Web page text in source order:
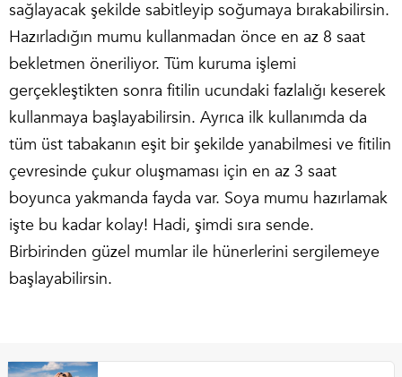
sağlayacak şekilde sabitleyip soğumaya bırakabilirsin.
Hazırladığın mumu kullanmadan önce en az 8 saat
bekletmen öneriliyor. Tüm kuruma işlemi
gerçekleştikten sonra fitilin ucundaki fazlalığı keserek
kullanmaya başlayabilirsin. Ayrıca ilk kullanımda da
tüm üst tabakanın eşit bir şekilde yanabilmesi ve fitilin
çevresinde çukur oluşmaması için en az 3 saat
boyunca yakmanda fayda var. Soya mumu hazırlamak
işte bu kadar kolay! Hadi, şimdi sıra sende.
Birbirinden güzel mumlar ile hünerlerini sergilemeye
başlayabilirsin.